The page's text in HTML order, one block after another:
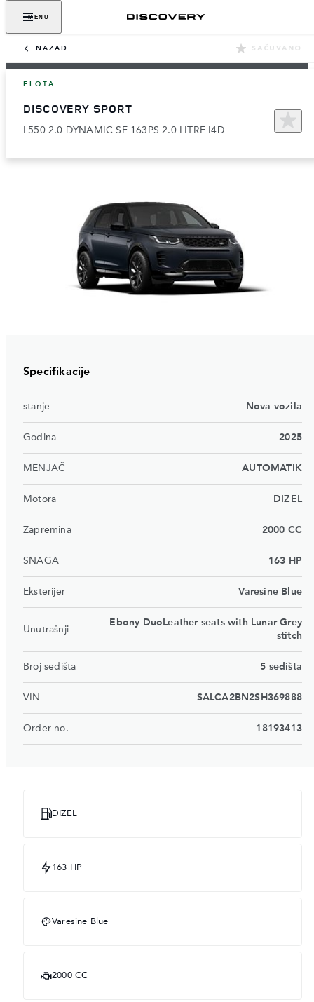
MENU
NAZAD SAČUVANO
FLOTA
DISCOVERY SPORT
L550 2.0 DYNAMIC SE 163PS 2.0 LITRE I4D​
Specifikacije
stanje Nova vozila
Godina 2025
MENJAČ AUTOMATIK
Motora DIZEL
Zapremina 2000 CC
SNAGA 163 HP
Eksterijer Varesine Blue
Unutrašnji
Ebony DuoLeather seats with Lunar Grey
stitch
Broj sedišta 5 sedišta
VIN SALCA2BN2SH369888
Order no. 18193413
DIZEL
163 HP
Varesine Blue
2000 CC